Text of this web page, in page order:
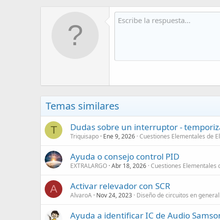
Temas similares
T Dudas sobre un interruptor -
Triquisapo Ene 9, 2026 Cuestiones Elementales de
Ayuda o consejo control PID
EXTRALARGO Abr 18, 2026 Cuestiones Elementales
A Activar relevador con SCR
AlvaroA Nov 24, 2023 Diseño de circuitos en general
Ayuda a identificar IC de Audio